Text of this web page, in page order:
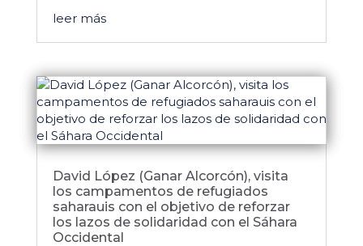
leer más
David López (Ganar Alcorcón), visita
los campamentos de refugiados
saharauis con el objetivo de reforzar
los lazos de solidaridad con el Sáhara
Occidental